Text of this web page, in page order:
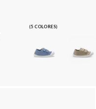
(5 COLORES)